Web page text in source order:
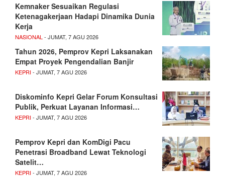
Kemnaker Sesuaikan Regulasi
Ketenagakerjaan Hadapi Dinamika Dunia
Kerja
NASIONAL - JUMAT, 7 AGU 2026
Tahun 2026, Pemprov Kepri Laksanakan
Empat Proyek Pengendalian Banjir
KEPRI- JUMAT, 7 AGU 2026
Diskominfo Kepri Gelar Forum Konsultasi
Publik, Perkuat Layanan Informasi…
KEPRI- JUMAT, 7 AGU 2026
Pemprov Kepri dan KomDigi Pacu
Penetrasi Broadband Lewat Teknologi
Satelit…
KEPRI- JUMAT, 7 AGU 2026